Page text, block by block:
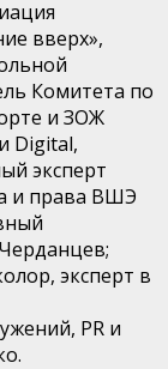
вверх»,
Комитета по
и ЗОЖ
Digital,
эксперт
и права ВШЭ
эксперт в
PR и